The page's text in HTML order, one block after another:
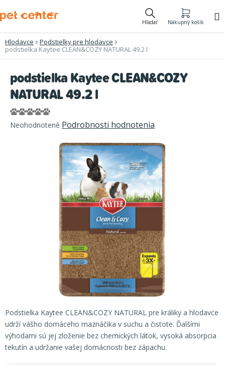
na
Hľadať Nákupný košík
Hlodavce
Podstielky pre hlodavce
podstielka Kaytee CLEAN&COZY NATURAL 49.2 l
Podstielka Kaytee CLEAN&COZY NATURAL pre králiky a hlodavce
udrží vášho domáceho maznáčika v suchu a čistote. Ďalšími
výhodami sú jej zloženie bez chemických látok, vysoká absorpcia
tekutín a udržanie vašej domácnosti bez zápachu.
podstielka Kaytee CLEAN&COZY
NATURAL 49.2 l
Priemerné
hodnotenie
Neohodnotené Podrobnosti hodnotenia